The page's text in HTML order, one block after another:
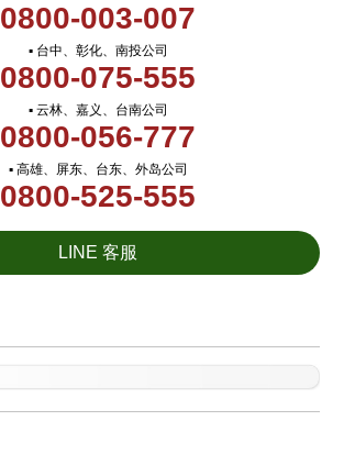
0800-003-007
▪ 台中、彰化、南投公司
0800-075-555
▪ 云林、嘉义、台南公司
0800-056-777
▪ 高雄、屏东、台东、外岛公司
0800-525-555
LINE 客服